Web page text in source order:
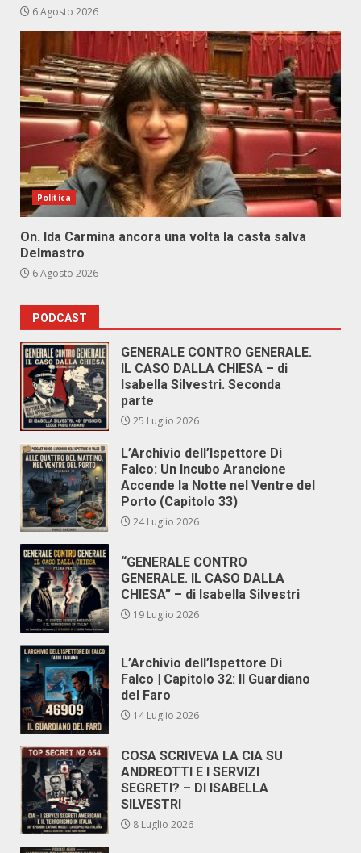
6 Agosto 2026
Politica
On. Ida Carmina ancora una volta la casta salva
Delmastro
6 Agosto 2026
PODCAST
GENERALE CONTRO GENERALE.
IL CASO DALLA CHIESA – di
Isabella Silvestri. Seconda
parte
25 Luglio 2026
L’Archivio dell’Ispettore Di
Falco: Un Incubo Arancione
Accende la Notte nel Ventre del
Porto (Capitolo 33)
24 Luglio 2026
“GENERALE CONTRO
GENERALE. IL CASO DALLA
CHIESA” – di Isabella Silvestri
19 Luglio 2026
L’Archivio dell’Ispettore Di
Falco | Capitolo 32: Il Guardiano
del Faro
14 Luglio 2026
COSA SCRIVEVA LA CIA SU
ANDREOTTI E I SERVIZI
SEGRETI? – DI ISABELLA
SILVESTRI
8 Luglio 2026